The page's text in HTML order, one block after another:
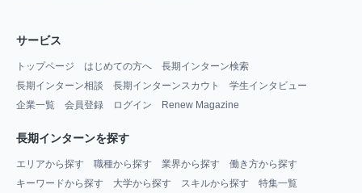
サービス
トップページ はじめての方へ
長期インターン検索
長期インターン相談
長期インターンスカウト
学生インタビュー
企業一覧
会員登録 ログイン Renew Magazine
長期インターンを探す
エリアから探す 職種から探す 業界から探す
働き方から探す
キーワードから探す
大学から探す スキルから探す 特集一覧